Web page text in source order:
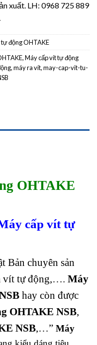
xuất. LH: 0968 725 889
động OHTAKE
,Máy cấp vít tự động
,máy ra vít,may-cap-vit-tu-
OHTAKE
cấp vít tự
Bản chuyên sản
vít tự động,…. Máy
hay còn được
OHTAKE NSB,
NSB,…” Máy